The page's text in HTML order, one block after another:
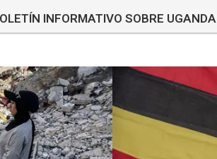
INFORMATIVO SOBRE UGANDA